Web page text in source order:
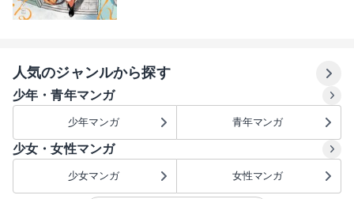
っと、お姉さんを応援したくなるはず！
人気のジャンルから探す
少年・青年マンガ
少年マンガ 青年マンガ
少女・女性マンガ
少女マンガ 女性マンガ